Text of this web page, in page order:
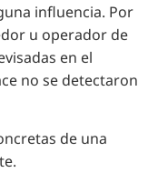
influencia. Por
u operador de
en el
no se detectaron
de una